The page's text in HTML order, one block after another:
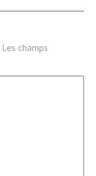
Les champs